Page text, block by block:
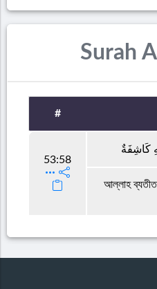
Surah
#
53:58
كَاشِفَةٌ
আল্লাহ